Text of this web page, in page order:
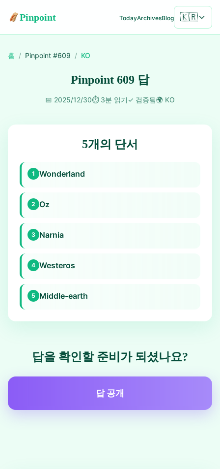
Pinpoint TodayArchivesBlog 🇰🇷
홈 / Pinpoint #609 / KO
Pinpoint 609 답
📅 2025/12/30⏱️ 3분 읽기✓ 검증됨🌍 KO
5개의 단서
1 Wonderland
2 Oz
3 Narnia
4 Westeros
5 Middle-earth
답을 확인할 준비가 되셨나요?
답 공개